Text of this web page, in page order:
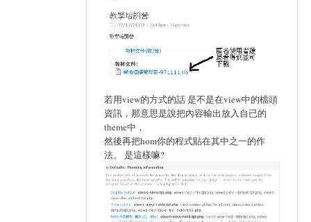
若用view的方式的話 是不是在view中的檔頭
資訊，那意思是說把內容輸出放入自已的
theme中，
然後再把hom你的程式貼在其中之一的作
法。 是這樣嘛?